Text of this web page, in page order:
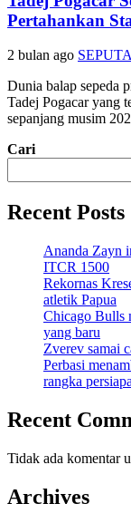
Pertahankan
2 bulan ago
Dunia balap sepeda
Tadej Pogacar yang
sepanjang musim
Cari
Recent Posts
Ananda Zayn
ITCR 1500
Rekornas
atletik Papua
Chicago Bulls
yang baru
Zverev samai
Perbasi
rangka
Recent
Tidak ada komentar
Archives